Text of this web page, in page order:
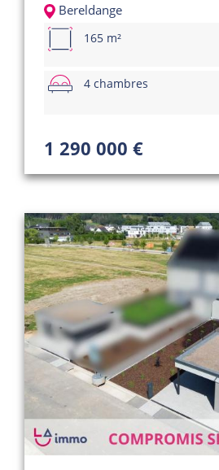
Bereldange
165 m²
4 chambres
1 290 000 €